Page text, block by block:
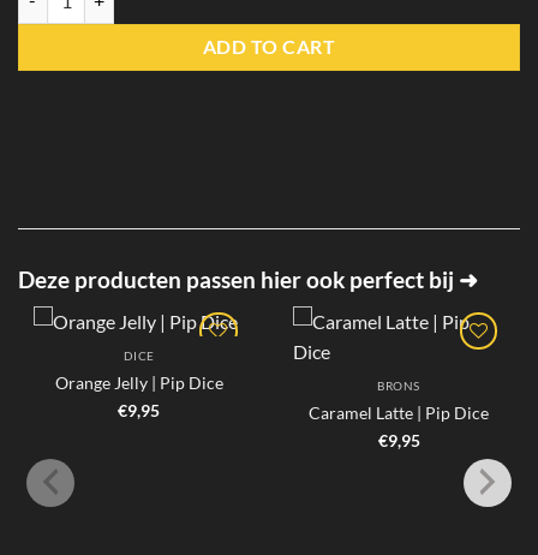
ADD TO CART
Deze producten passen hier ook perfect bij ➜
DICE
Orange Jelly | Pip Dice
€9,95
BRONS
Caramel Latte | Pip Dice
€9,95